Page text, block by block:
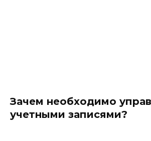
Зачем необходимо
учетными записями?